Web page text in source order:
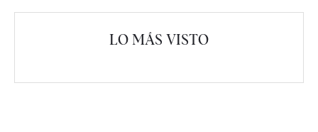
LO MÁS VISTO